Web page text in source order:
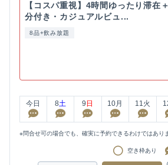
【コスパ重視】4時間ゆったり滞在
分付き・カジュアルビュ...
8品+飲み放題
今日 8土 9 日 10月 11火
※問合せ可の場合でも、確実に予約できるわけではあり
空き枠あり